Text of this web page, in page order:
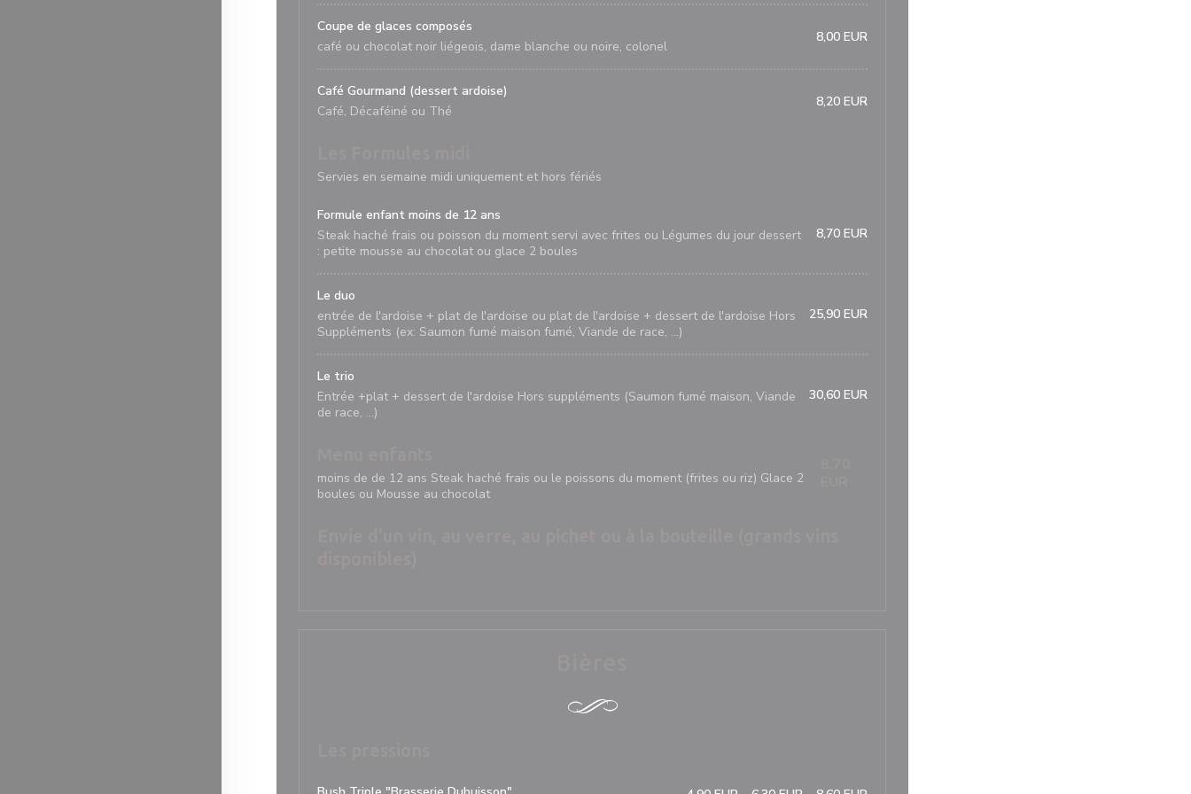
Coupe de glaces composés
café ou chocolat noir liégeois, dame blanche ou noire, colonel
8,00 EUR
Café Gourmand (dessert ardoise)
Café, Décaféiné ou Thé
8,20 EUR
Servies en semaine midi uniquement et hors fériés
Formule enfant moins de 12 ans
Steak haché frais ou poisson du moment servi avec frites ou Légumes du jour dessert
: petite mousse au chocolat ou glace 2 boules
8,70 EUR
Le duo
entrée de l'ardoise + plat de l'ardoise ou plat de l'ardoise + dessert de l'ardoise Hors
Suppléments (ex: Saumon fumé maison fumé, Viande de race, ...)
25,90 EUR
Le trio
Entrée +plat + dessert de l'ardoise Hors suppléments (Saumon fumé maison, Viande
de race, ...)
30,60 EUR
moins de de 12 ans Steak haché frais ou le poissons du moment (frites ou riz) Glace 2
boules ou Mousse au chocolat